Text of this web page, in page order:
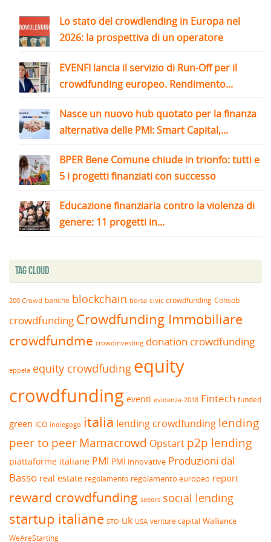
Lo stato del crowdlending in Europa nel
2026: la prospettiva di un operatore
EVENFI lancia il servizio di Run-Off per il
crowdfunding europeo. Rendimento...
Nasce un nuovo hub quotato per la finanza
alternativa delle PMI: Smart Capital,...
BPER Bene Comune chiude in trionfo: tutti e
5 i progetti finanziati con successo
Educazione finanziaria contro la violenza di
genere: 11 progetti in...
Tag Cloud
200 Crowd banche blockchain borsa civic crowdfunding Consob
crowdfunding Crowdfunding Immobiliare
crowdfundme crowdinvesting donation crowdfunding
eppela equity crowdfuding equity
crowdfunding eventi evidenza-2018 Fintech funded
green ICO indiegogo italia lending crowdfunding lending
peer to peerMamacrowd Opstart p2p lending
piattaforme italiane PMI PMI innovative Produzioni dal
Basso real estate regolamento regolamento europeo report
reward crowdfunding seedrs social lending
startup italiane STO uk USA venture capital Walliance
WeAreStarting